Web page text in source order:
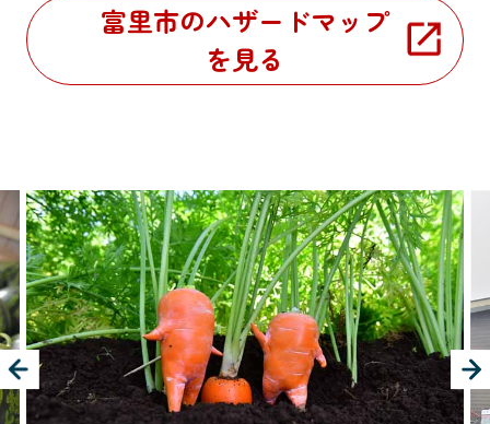
富里市のハザードマップ
を見る